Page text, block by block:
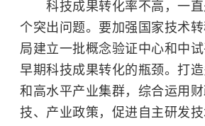
科技成果转化率不高，一直
个突出问题。要加强国家技术
局建立一批概念验证中心和中
早期科技成果转化的瓶颈。打
和高水平产业集群，综合运用
技、产业政策，促进自主研发